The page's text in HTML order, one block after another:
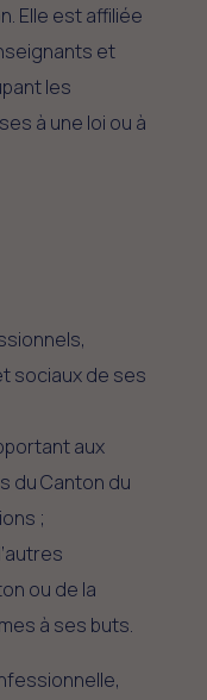
Elle est affiliée
et
les
à une loi ou à
sociaux de ses
aux
du Canton du
;
ou de la
à ses buts.